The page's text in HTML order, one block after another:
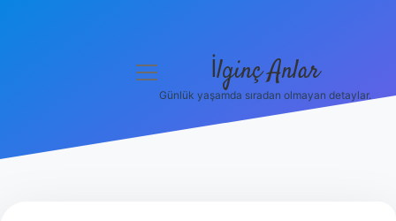
menüyü
İlginç Anlar
Günlük yaşamda sıradan olmayan detaylar.